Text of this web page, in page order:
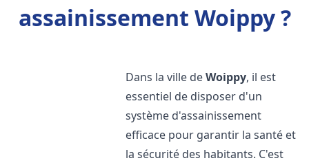
assainissement Woippy ?
Dans la ville deWoippy, il est
essentiel de disposer d'un
système d'assainissement
efficace pour garantir la santé et
la sécurité des habitants. C'est